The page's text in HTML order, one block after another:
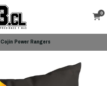
0
Cojín Power Rangers